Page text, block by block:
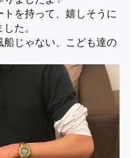
を持って、嬉しそうに
た。
じゃない、こども達の